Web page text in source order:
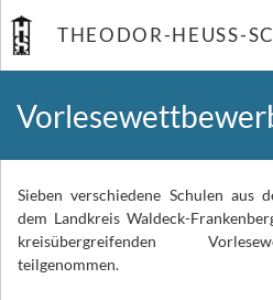
THEODOR-HEUSS-
Sieben verschiedene Schulen aus
dem Landkreis Waldeck-
kreisübergreifenden
teilgenommen.